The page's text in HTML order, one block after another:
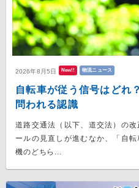
2026年8月5日 New!! 物流ニュース
自転車が従う信号はど
問われる認識
道路交通法（以下、道交法）の
ールの見直しが進むなか、「自
機のどちら...